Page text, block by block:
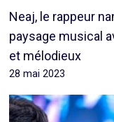
Neaj, le rappeur
paysage musical
et mélodieux
28 mai 2023